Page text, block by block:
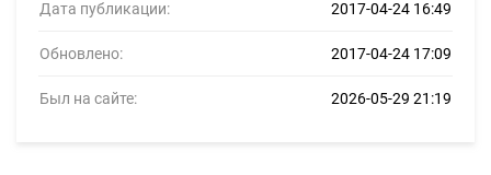
Дата публикации: 2017-04-24 16:49
Обновлено: 2017-04-24 17:09
Был на сайте: 2026-05-29 21:19